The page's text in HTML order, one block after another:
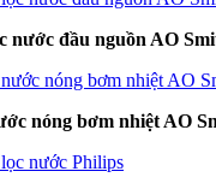
nước đầu nguồn AO
nóng bơm nhiệt AO